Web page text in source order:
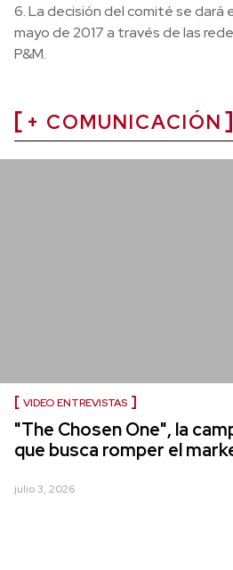
6. La decisión del comité se dará
mayo de 2017 a través de las
P&M.
+ COMUNICACIÓN
VIDEO ENTREVISTAS
"The Chosen One", la
que busca romper el
julio 3, 2026